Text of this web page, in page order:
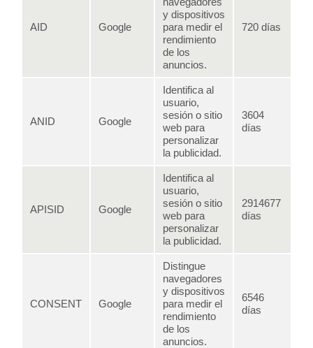
AID Google
y dispositivos
para medir el
rendimiento
de los
anuncios.
720 días
ANID Google
Identifica al
usuario,
sesión o sitio
web para
personalizar
la publicidad.
3604
días
APISID Google
Identifica al
usuario,
sesión o sitio
web para
personalizar
la publicidad.
2914677
días
CONSENT Google
Distingue
navegadores
y dispositivos
para medir el
rendimiento
de los
anuncios.
6546
días